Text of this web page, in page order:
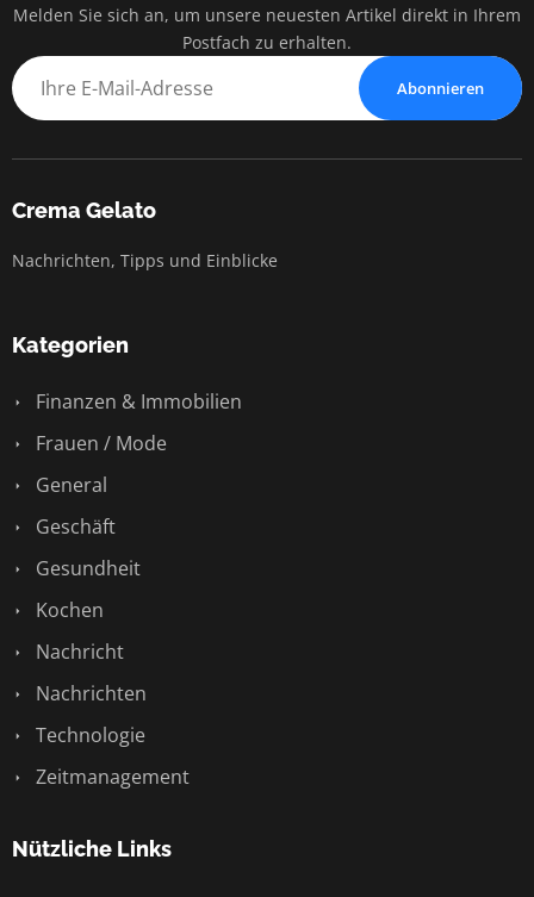
Melden Sie sich an, um unsere neuesten Artikel direkt in Ihrem
Postfach zu erhalten.
Abonnieren
Crema Gelato
Nachrichten, Tipps und Einblicke
Kategorien
Finanzen & Immobilien
Frauen / Mode
General
Geschäft
Gesundheit
Kochen
Nachricht
Nachrichten
Technologie
Zeitmanagement
Nützliche Links